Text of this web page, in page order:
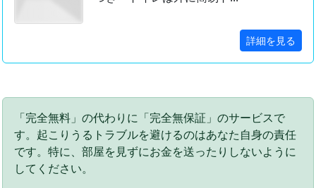
詳細を見る
「完全無料」の代わりに「完全無保証」のサービスで
す。起こりうるトラブルを避けるのはあなた自身の責任
です。特に、部屋を見ずにお金を送ったりしないように
してください。